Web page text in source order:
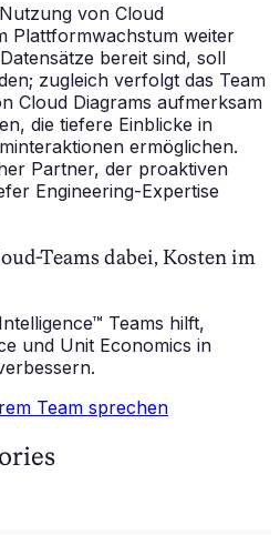
von Cloud
Plattformwachstum weiter
bereit sind, soll
zugleich verfolgt das Team
Cloud Diagrams aufmerksam
die tiefere Einblicke in
ermöglichen.
Partner, der proaktiven
Engineering-Expertise
Teams dabei, Kosten im
Teams hilft,
und Unit Economics in
Team sprechen